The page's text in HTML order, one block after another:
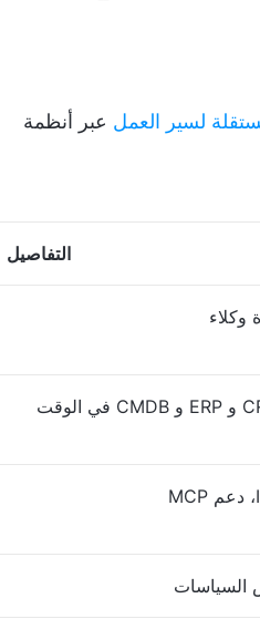
لسير العمل عبر أنظمة
التفاصيل
يعمل Workflow Data Fabric على توحيد بيانات CRM و ERP و CMDB في الوقت
السياسات